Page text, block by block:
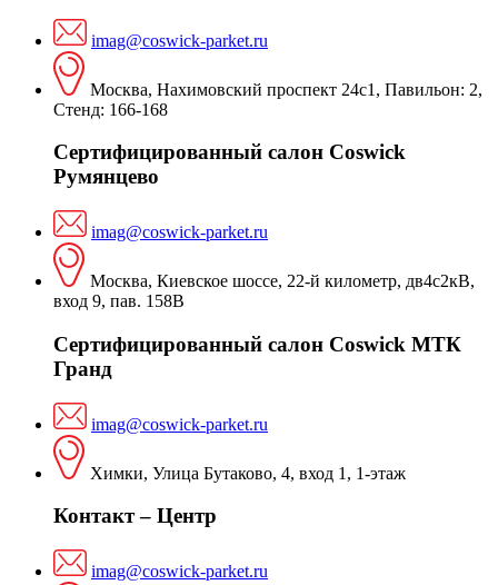
imag@coswick-parket.ru
Москва, Нахимовский проспект 24с1, Павильон: 2,
Стенд: 166-168
Сертифицированный салон Coswick
Румянцево
imag@coswick-parket.ru
Москва, Киевское шоссе, 22-й километр, дв4с2кВ,
вход 9, пав. 158В
Сертифицированный салон Coswick МТК
Гранд
imag@coswick-parket.ru
Химки, Улица Бутаково, 4, вход 1, 1-этаж
Контакт – Центр
imag@coswick-parket.ru